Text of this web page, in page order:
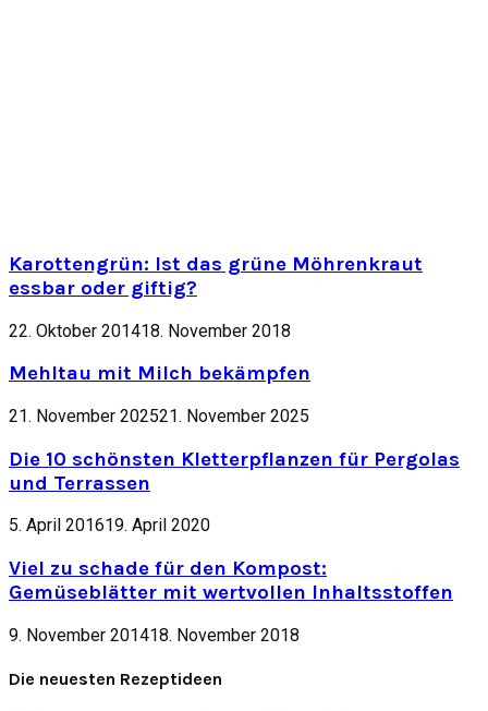
Karottengrün: Ist das grüne Möhrenkraut
essbar oder giftig?
22. Oktober 201418. November 2018
Mehltau mit Milch bekämpfen
21. November 202521. November 2025
Die 10 schönsten Kletterpflanzen für Pergolas
und Terrassen
5. April 201619. April 2020
Viel zu schade für den Kompost:
Gemüseblätter mit wertvollen Inhaltsstoffen
9. November 201418. November 2018
Die neuesten Rezeptideen